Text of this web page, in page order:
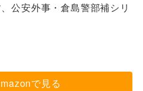
公安外事・倉島警部補シリ
で見る